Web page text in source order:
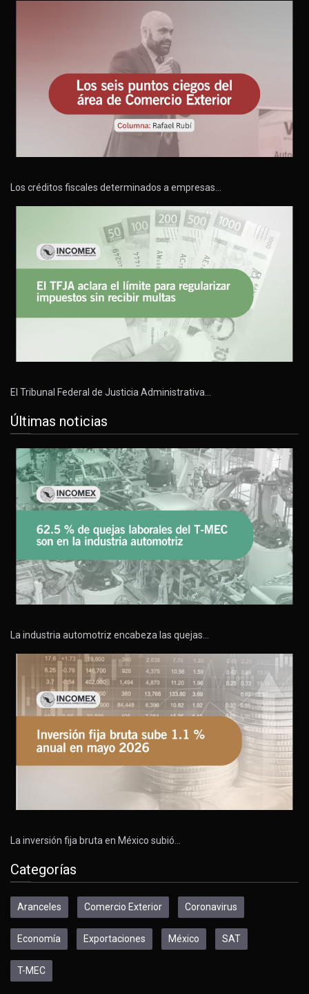
Los créditos fiscales determinados a empresas…
El Tribunal Federal de Justicia Administrativa…
Últimas noticias
La industria automotriz encabeza las quejas…
La inversión fija bruta en México subió…
Categorías
Aranceles Comercio Exterior Coronavirus
Economía Exportaciones México SAT
T-MEC